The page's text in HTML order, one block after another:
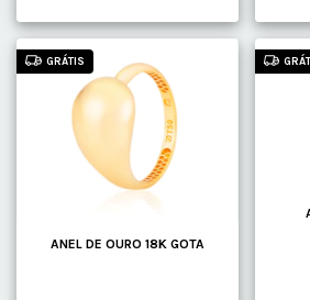
GRÁTIS
ANEL DE OURO 18K GOTA